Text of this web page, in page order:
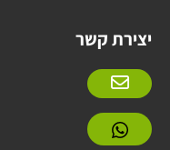
יצירת קשר